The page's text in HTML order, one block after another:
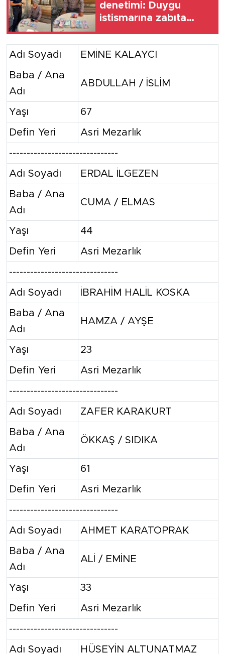
denetimi: Duygu
istismarına zabıta
Adı Soyadı EMİNE KALAYCI
Baba / Ana
Adı
ABDULLAH / İSLİM
Yaşı 67
Defin Yeri Asri Mezarlık
-------------------------------
Adı Soyadı ERDAL İLGEZEN
Baba / Ana
Adı
CUMA / ELMAS
Yaşı 44
Defin Yeri Asri Mezarlık
-------------------------------
Adı Soyadı İBRAHİM HALİL KOSKA
Baba / Ana
Adı
HAMZA / AYŞE
Yaşı 23
Defin Yeri Asri Mezarlık
-------------------------------
Adı Soyadı ZAFER KARAKURT
Baba / Ana
Adı
ÖKKAŞ / SIDIKA
Yaşı 61
Defin Yeri Asri Mezarlık
-------------------------------
Adı Soyadı AHMET KARATOPRAK
Baba / Ana
Adı
ALİ / EMİNE
Yaşı 33
Defin Yeri Asri Mezarlık
-------------------------------
Adı Soyadı HÜSEYİN ALTUNATMAZ